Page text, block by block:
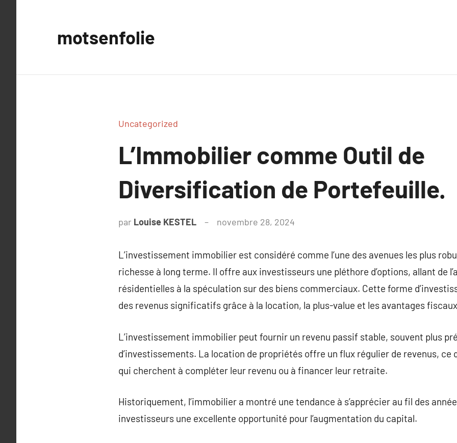
motsenfolie
Uncategorized
L’Immobilier comme Outil de
Diversification de Portefeuille.
par Louise KESTEL novembre 28, 2024
L’investissement immobilier est considéré comme l’une des avenues les plus
richesse à long terme. Il offre aux investisseurs une pléthore d’options, allant de
résidentielles à la spéculation sur des biens commerciaux. Cette forme
des revenus significatifs grâce à la location, la plus-value et les avantages
L’investissement immobilier peut fournir un revenu passif stable, souvent plus
d’investissements. La location de propriétés offre un flux régulier de revenus,
qui cherchent à compléter leur revenu ou à financer leur retraite.
Historiquement, l’immobilier a montré une tendance à s’apprécier au fil des
investisseurs une excellente opportunité pour l’augmentation du capital.